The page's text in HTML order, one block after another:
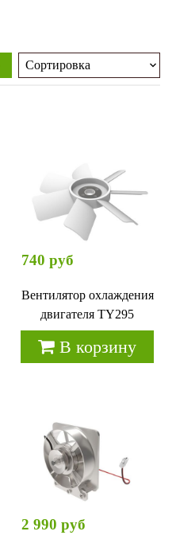
740 руб
Вентилятор охлаждения
двигателя TY295
В корзину
2 990 руб